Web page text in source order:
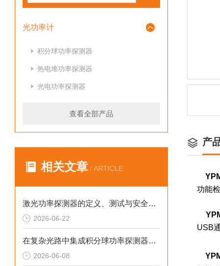
光功率计
积分球功率探测器
热电堆功率探测器
光电功率探测器
查看全部产品
相关文章 / ARTICLE
激光功率探测器的定义、测试与安全使用规范
2026-06-22
在复杂光路中集成积分球功率探测器的实用技巧
2026-06-08
产
功能
USB